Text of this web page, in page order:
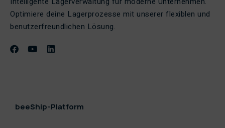
Optimiere deine Lagerprozesse mit unserer flexiblen und
benutzerfreundlichen Lösung.
beeShip-Platform